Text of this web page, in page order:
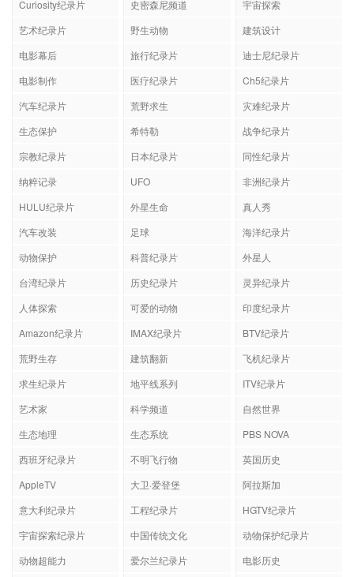
Curiosity纪录片 史密森尼频道
宇宙探索
艺术纪录片
野生动物
建筑设计
电影幕后
旅行纪录片
迪士尼纪录片
电影制作
医疗纪录片
Ch5纪录片
汽车纪录片
荒野求生
灾难纪录片
生态保护
希特勒
战争纪录片
宗教纪录片
日本纪录片
同性纪录片
纳粹记录
UFO
非洲纪录片
HULU纪录片
外星生命
真人秀
汽车改装
足球
海洋纪录片
动物保护
科普纪录片
外星人
台湾纪录片
历史纪录片
灵异纪录片
人体探索
可爱的动物
印度纪录片
Amazon纪录片
IMAX纪录片
BTV纪录片
荒野生存
建筑翻新
飞机纪录片
求生纪录片
地平线系列
ITV纪录片
艺术家
科学频道
自然世界
生态地理
生态系统
PBS NOVA
西班牙纪录片
不明飞行物
英国历史
AppleTV
大卫·爱登堡
阿拉斯加
意大利纪录片
工程纪录片
HGTV纪录片
宇宙探索纪录片
中国传统文化
动物保护纪录片
动物超能力
爱尔兰纪录片
电影历史